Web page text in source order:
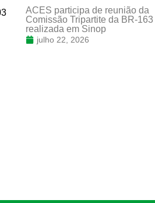
ACES participa de reunião da
Comissão Tripartite da BR-163
realizada em Sinop
julho 22, 2026